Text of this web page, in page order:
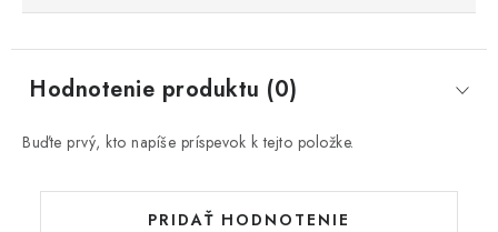
Hodnotenie produktu (0)
Buďte prvý, kto napíše príspevok k tejto položke.
PRIDAŤ HODNOTENIE